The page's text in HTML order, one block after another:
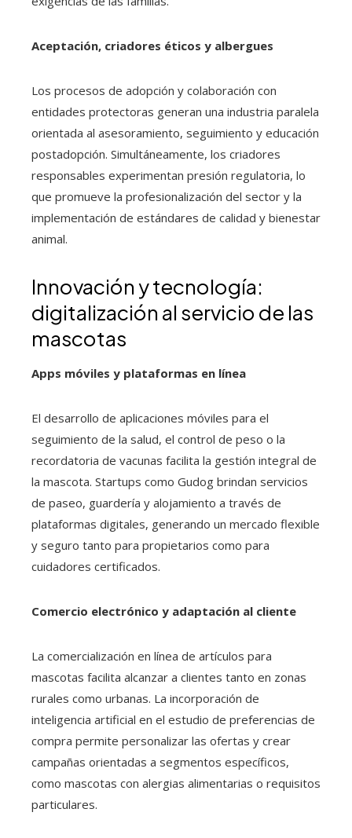
Aceptación, criadores éticos y albergues
Los procesos de adopción y colaboración con
entidades protectoras generan una industria paralela
orientada al asesoramiento, seguimiento y educación
postadopción. Simultáneamente, los criadores
responsables experimentan presión regulatoria, lo
que promueve la profesionalización del sector y la
implementación de estándares de calidad y bienestar
animal.
Innovación y tecnología:
digitalización al servicio de las
mascotas
Apps móviles y plataformas en línea
El desarrollo de aplicaciones móviles para el
seguimiento de la salud, el control de peso o la
recordatoria de vacunas facilita la gestión integral de
la mascota. Startups como Gudog brindan servicios
de paseo, guardería y alojamiento a través de
plataformas digitales, generando un mercado flexible
y seguro tanto para propietarios como para
cuidadores certificados.
Comercio electrónico y adaptación al cliente
La comercialización en línea de artículos para
mascotas facilita alcanzar a clientes tanto en zonas
rurales como urbanas. La incorporación de
inteligencia artificial en el estudio de preferencias de
compra permite personalizar las ofertas y crear
campañas orientadas a segmentos específicos,
como mascotas con alergias alimentarias o requisitos
particulares.